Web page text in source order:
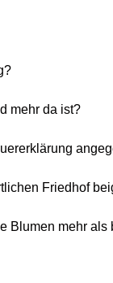
mehr da ist?
Friedhof
Blumen mehr